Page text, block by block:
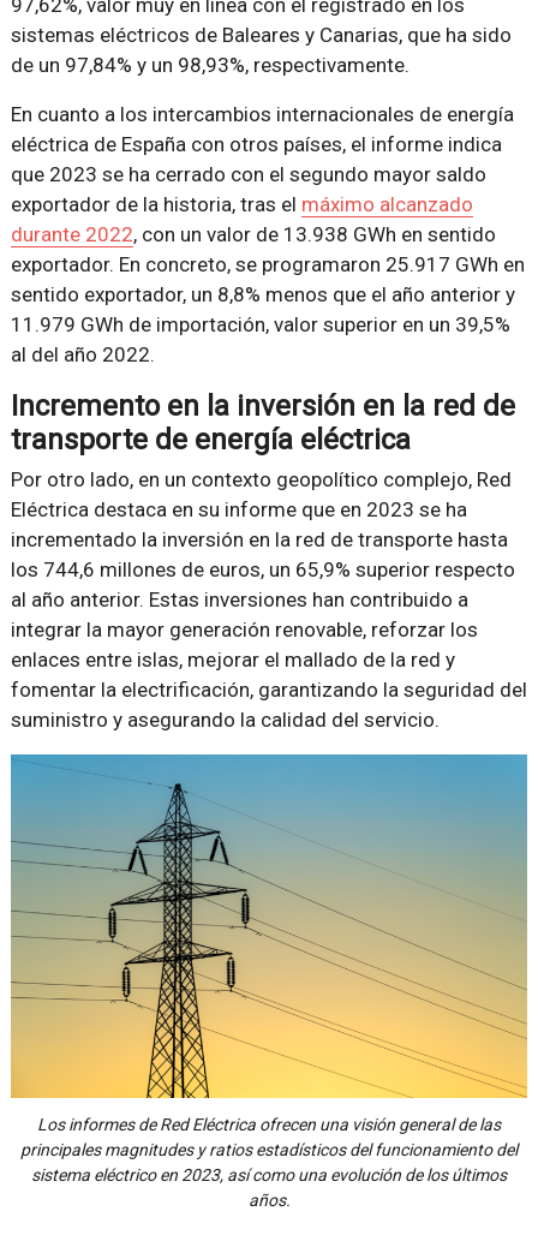
sistemas eléctricos de Baleares y Canarias, que ha sido
de un 97,84% y un 98,93%, respectivamente.
En cuanto a los intercambios internacionales de energía
eléctrica de España con otros países, el informe indica
que 2023 se ha cerrado con el segundo mayor saldo
exportador de la historia, tras el máximo alcanzado
durante 2022, con un valor de 13.938 GWh en sentido
exportador. En concreto, se programaron 25.917 GWh en
sentido exportador, un 8,8% menos que el año anterior y
11.979 GWh de importación, valor superior en un 39,5%
al del año 2022.
Incremento en la inversión en la red de
transporte de energía eléctrica
Por otro lado, en un contexto geopolítico complejo, Red
Eléctrica destaca en su informe que en 2023 se ha
incrementado la inversión en la red de transporte hasta
los 744,6 millones de euros, un 65,9% superior respecto
al año anterior. Estas inversiones han contribuido a
integrar la mayor generación renovable, reforzar los
enlaces entre islas, mejorar el mallado de la red y
fomentar la electrificación, garantizando la seguridad del
suministro y asegurando la calidad del servicio.
Los informes de Red Eléctrica ofrecen una visión general de las
principales magnitudes y ratios estadísticos del funcionamiento del
sistema eléctrico en 2023, así como una evolución de los últimos
años.